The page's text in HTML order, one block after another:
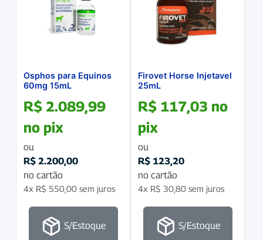
Osphos para Equinos
60mg 15mL
R$ 2.089,99
no pix
ou
R$ 2.200,00
no cartão
4x R$ 550,00 sem juros
S/Estoque
Firovet Horse Injetavel
25mL
R$ 117,03 no
pix
ou
R$ 123,20
no cartão
4x R$ 30,80 sem juros
S/Estoque